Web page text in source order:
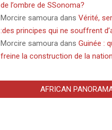
de l’ombre de SSonoma?
Morcire samoura dans Vérité,
:des principes qui ne souffrent
Morcire samoura dans Guinée :
freine la construction de la
AFRICAN